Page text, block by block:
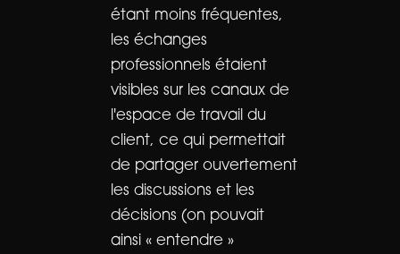
étant moins fréquentes,
les échanges
professionnels étaient
visibles sur les canaux de
l'espace de travail du
client, ce qui permettait
de partager ouvertement
les discussions et les
décisions (on pouvait
ainsi « entendre »